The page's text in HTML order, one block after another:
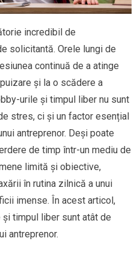
incredibil de
solicitantă. Orele lungi de
continuă de a atinge
și la o scădere a
urile și timpul liber nu sunt
stres, ci și un factor esențial
antreprenor. Deși poate
de timp într-un mediu de
limită și obiective,
în rutina zilnică a unui
imense. În acest articol,
timpul liber sunt atât de
antreprenor.